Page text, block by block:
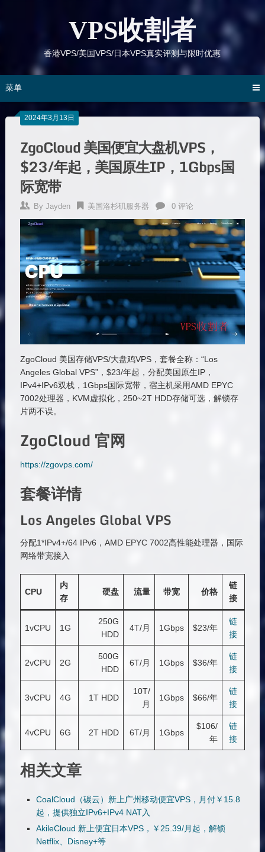
VPS收割者
香港VPS/美国VPS/日本VPS真实评测与限时优惠
菜单
2024年3月13日
ZgoCloud 美国便宜大盘机VPS，
$23/年起，美国原生IP，1Gbps国
际宽带
By Jayden 美国洛杉矶服务器 0 评论
ZgoCloud 美国存储VPS/大盘鸡VPS，套餐全称：“Los
Angeles Global VPS”，$23/年起，分配美国原生IP，
IPv4+IPv6双栈，1Gbps国际宽带，宿主机采用AMD EPYC
7002处理器，KVM虚拟化，250~2T HDD存储可选，解锁存
片两不误。
ZgoCloud 官网
https://zgovps.com/
套餐详情
Los Angeles Global VPS
分配1*IPv4+/64 IPv6，AMD EPYC 7002高性能处理器，国际
网络带宽接入
CPU
内
存
硬盘 流量 带宽 价格
链
接
1vCPU 1G
250G
HDD
4T/月 1Gbps $23/年
链
接
2vCPU 2G
500G
HDD
6T/月 1Gbps $36/年
链
接
3vCPU 4G 1T HDD
10T/
月
1Gbps $66/年
链
接
4vCPU 6G 2T HDD 6T/月 1Gbps
$106/
年
链
接
相关文章
CoalCloud（碳云）新上广州移动便宜VPS，月付￥15.8
起，提供独立IPv6+IPv4 NAT入
AkileCloud 新上便宜日本VPS，￥25.39/月起，解锁
Netflix、Disney+等